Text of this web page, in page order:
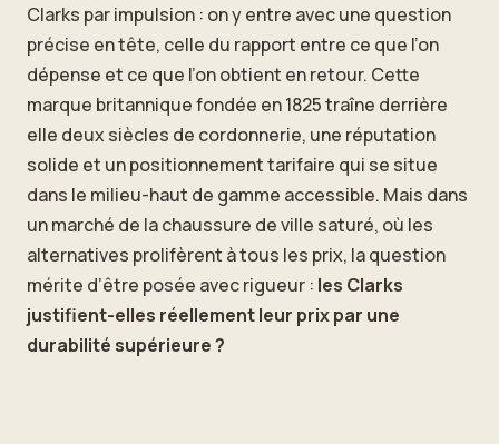
Clarks par impulsion : on y entre avec une question
précise en tête, celle du rapport entre ce que l’on
dépense et ce que l’on obtient en retour. Cette
marque britannique fondée en 1825 traîne derrière
elle deux siècles de cordonnerie, une réputation
solide et un positionnement tarifaire qui se situe
dans le milieu-haut de gamme accessible. Mais dans
un marché de la chaussure de ville saturé, où les
alternatives prolifèrent à tous les prix, la question
mérite d’être posée avec rigueur : les Clarks
justifient-elles réellement leur prix par une
durabilité supérieure ?